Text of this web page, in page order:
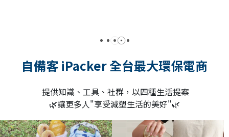
自備客 iPacker 全台最大環保電商
提供知識、工具、社群，以四種生活提案
🌿讓更多人"享受減塑生活的美好"🌿